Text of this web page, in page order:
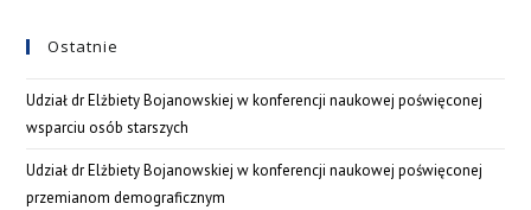
Ostatnie
Udział dr Elżbiety Bojanowskiej w konferencji naukowej poświęconej
wsparciu osób starszych
Udział dr Elżbiety Bojanowskiej w konferencji naukowej poświęconej
przemianom demograficznym